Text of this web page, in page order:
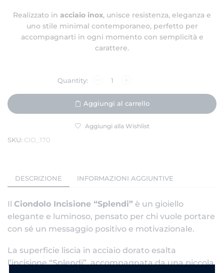
Realizzato in acciaio inox, unisce resistenza, eleganza e
uno stile minimal contemporaneo, perfetto per
accompagnarti in ogni momento con semplicità e
carattere.
Aggiungi al carrello
Aggiungi alla Wishlist
SKU: CIO_170
DESCRIZIONE INFORMAZIONI AGGIUNTIVE
Il Ciondolo Incisione “Splendi” è un gioiello
elegante e luminoso, pensato per chi vuole portare
con sé un messaggio positivo e motivazionale.
La superficie liscia in acciaio dorato esalta
l’incisione “Splendi”, accompagnata da una piccola